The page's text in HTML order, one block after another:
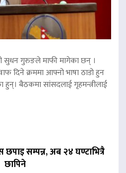
सुधन गुरुङले माफी मागेका छन् ।
दिने क्रममा आफ्नो भाषा ठाडो हुन
बैठकमा सांसदलाई गृहमन्त्रीलाई
सम्पन्न, अब २४ घण्टाभित्रै
छापिने